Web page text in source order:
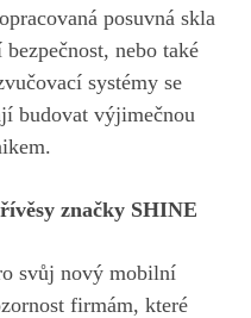
posuvná skla
nebo také
systémy se
budovat výjimečnou
značky SHINE
svůj nový mobilní
firmám, které